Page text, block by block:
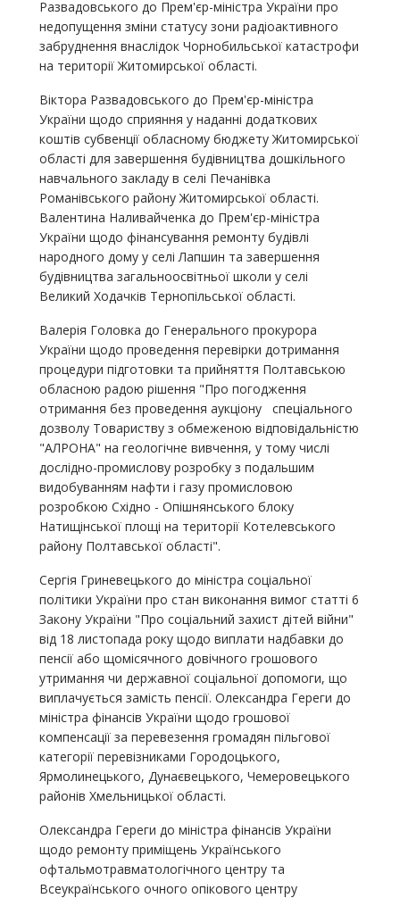
Развадовського до Прем'єр-міністра України про
недопущення зміни статусу зони радіоактивного
забруднення внаслідок Чорнобильської катастрофи
на території Житомирської області.
Віктора Развадовського до Прем'єр-міністра
України щодо сприяння у наданні додаткових
коштів субвенції обласному бюджету Житомирської
області для завершення будівництва дошкільного
навчального закладу в селі Печанівка
Романівського району Житомирської області.
Валентина Наливайченка до Прем'єр-міністра
України щодо фінансування ремонту будівлі
народного дому у селі Лапшин та завершення
будівництва загальноосвітньої школи у селі
Великий Ходачків Тернопільської області.
Валерія Головка до Генерального прокурора
України щодо проведення перевірки дотримання
процедури підготовки та прийняття Полтавською
обласною радою рішення "Про погодження
отримання без проведення аукціону спеціального
дозволу Товариству з обмеженою відповідальністю
"АЛРОНА" на геологічне вивчення, у тому числі
дослідно-промислову розробку з подальшим
видобуванням нафти і газу промисловою
розробкою Східно - Опішнянського блоку
Натищінської площі на території Котелевського
району Полтавської області".
Сергія Гриневецького до міністра соціальної
політики України про стан виконання вимог статті 6
Закону України "Про соціальний захист дітей війни"
від 18 листопада року щодо виплати надбавки до
пенсії або щомісячного довічного грошового
утримання чи державної соціальної допомоги, що
виплачується замість пенсії. Олександра Гереги до
міністра фінансів України щодо грошової
компенсації за перевезення громадян пільгової
категорії перевізниками Городоцького,
Ярмолинецького, Дунаєвецького, Чемеровецького
районів Хмельницької області.
Олександра Гереги до міністра фінансів України
щодо ремонту приміщень Українського
офтальмотравматологічного центру та
Всеукраїнського очного опікового центру